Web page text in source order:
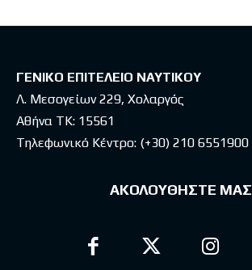
ΓΕΝΙΚΟ ΕΠΙΤΕΛΕΙΟ ΝΑΥΤΙΚΟΥ
Λ. Μεσογείων 229, Χολαργός
Αθήνα ΤΚ: 15561
Τηλεφωνικό Κέντρο: (+30) 210 6551900
ΑΚΟΛΟΥΘΗΣΤΕ ΜΑΣ